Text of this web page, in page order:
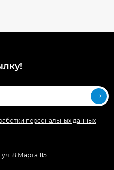
персональных данных
8 Марта 115